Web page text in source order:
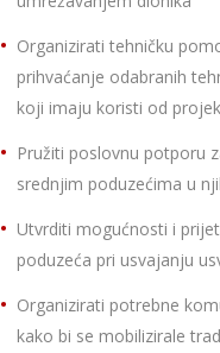
Organizirati tehničku
prihvaćanje odabranih
koji imaju koristi od
Pružiti poslovnu potporu
srednjim poduzećima u
Utvrditi mogućnosti i
poduzeća pri usvajanju
Organizirati potrebne
kako bi se mobilizirale